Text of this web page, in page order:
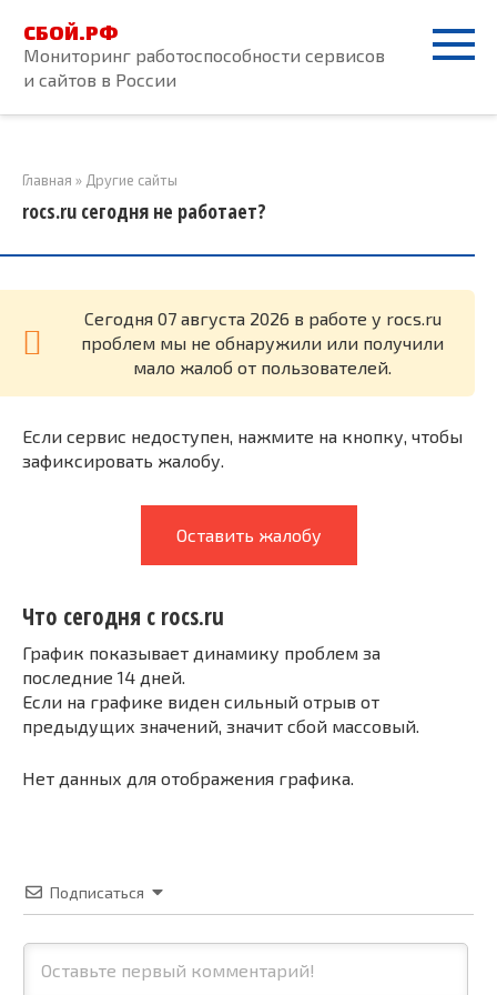
контенту
СБОЙ.РФ
Мониторинг работоспособности сервисов
и сайтов в России
Главная » Другие сайты
rocs.ru сегодня не работает?
Cегодня 07 августа 2026 в работе у rocs.ru
проблем мы не обнаружили или получили
мало жалоб от пользователей.
Если сервис недоступен, нажмите на кнопку, чтобы
зафиксировать жалобу.
Оставить жалобу
Что сегодня с rocs.ru
График показывает динамику проблем за
последние 14 дней.
Если на графике виден сильный отрыв от
предыдущих значений, значит сбой массовый.
Нет данных для отображения графика.
Подписаться